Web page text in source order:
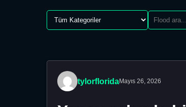
tylorfloridaMayıs 26, 2026